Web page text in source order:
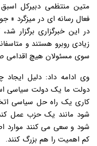
متین منتظمی دبیرکل
فعال رسانه ای در میزگرد «
در این خبرگزاری برگزار
زیادی روبرو هستند و
سوی مسئولان هیچ اقدامی
وی ادامه داد: دلیل
دولت ما یک دولت سیاسی
کاری یک راه حل سیاسی
شود مانند یک حزب عمل
شود و سعی می کنند موارد
کم اهمیت را هم بزرگ کنند.